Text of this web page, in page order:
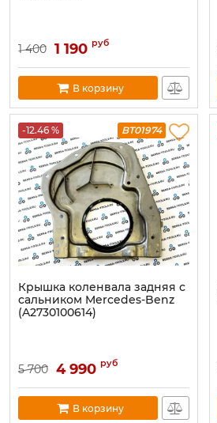
1 400 1 190 руб
В корзину
-12.46 % BT01974
Крышка коленвала задняя с
сальником Mercedes-Benz
(A2730100614)
5 700 4 990 руб
В корзину